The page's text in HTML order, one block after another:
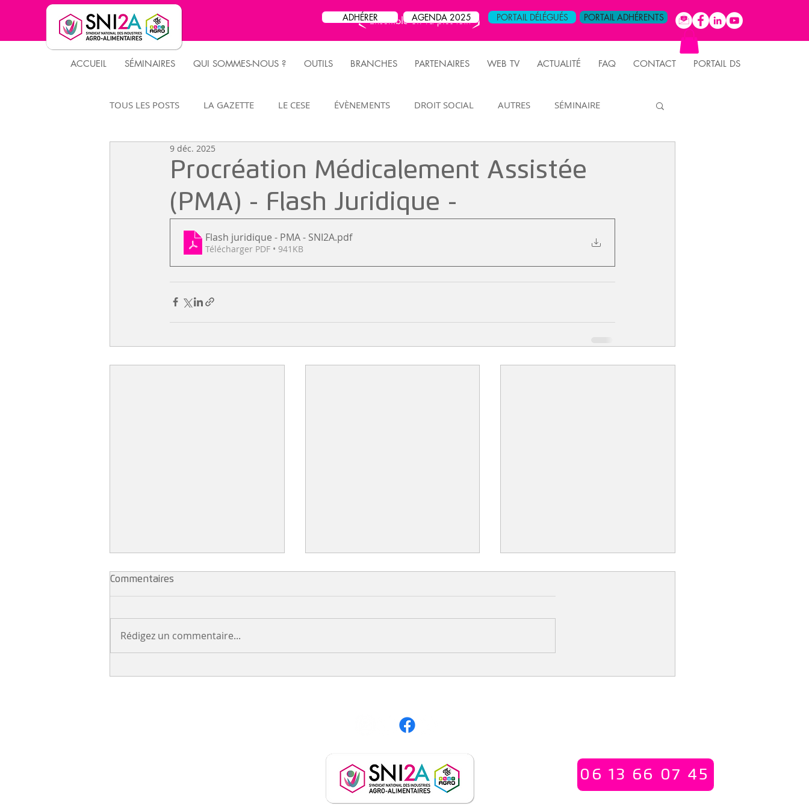
ADHÉRER AGENDA 2025 PORTAIL DÉLÉGUÉS PORTAIL ADHÉRENTS
ACCUEIL SÉMINAIRES QUI SOMMES-NOUS ? OUTILS BRANCHES PARTENAIRES WEB TV ACTUALITÉ FAQ CONTACT PORTAIL DS
TOUS LES POSTS LA GAZETTE LE CESE ÉVÈNEMENTS DROIT SOCIAL AUTRES SÉMINAIRE
PARTENAIRES CLUS DES DS
Procréation Médicalement Assistée
(PMA) - Flash Juridique -
9 déc. 2025
Flash juridique - PMA - SNI2A.pdf
Télécharger PDF • 941KB
Commentaires
Rédigez un commentaire...
06 13 66 07 45